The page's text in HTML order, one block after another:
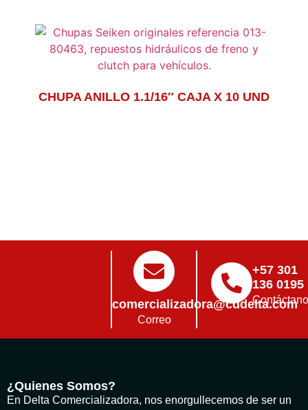
CHUPA ANILLO 1.1/16″ CAJA X 10 UND
comercializadora@cddelta.com
Correo
+57 301
136 0195
¿Quienes Somos?
En Delta Comercializadora, nos enorgullecemos de ser un